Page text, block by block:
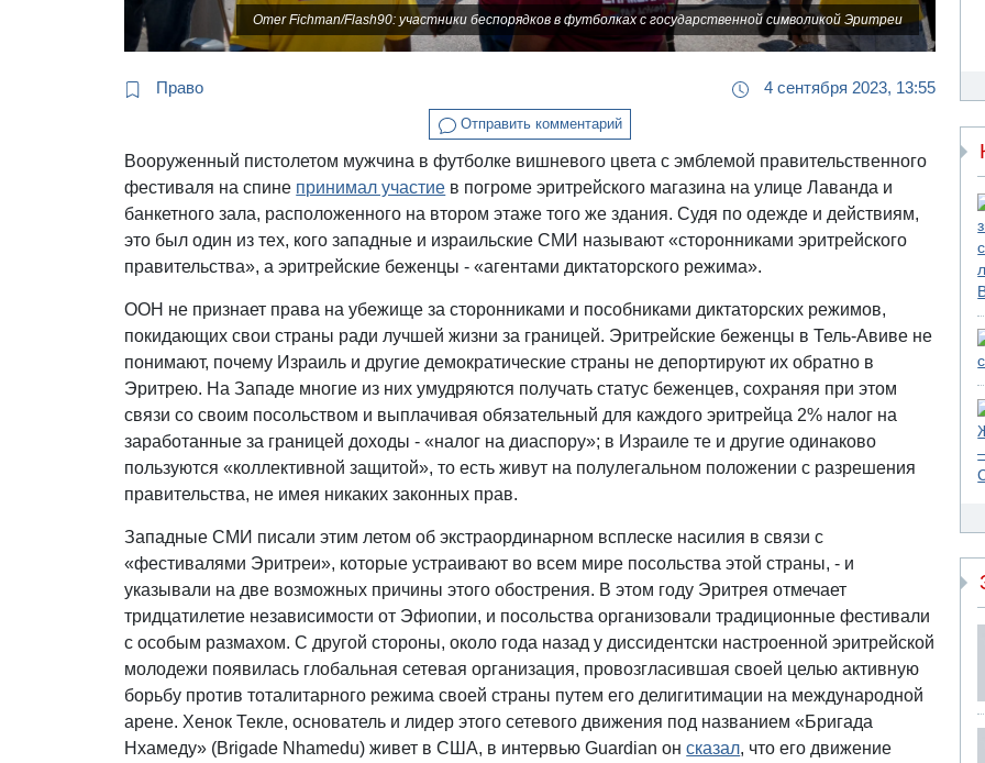
Omer Fichman/Flash90: участники беспорядков в футболках с государственной символикой Эритреи
Право 4 сентября 2023, 13:55
Отправить комментарий
Вооруженный пистолетом мужчина в футболке вишневого цвета с эмблемой правительственного
фестиваля на спине принимал участие в погроме эритрейского магазина на улице Лаванда и
банкетного зала, расположенного на втором этаже того же здания. Судя по одежде и действиям,
это был один из тех, кого западные и израильские СМИ называют «сторонниками эритрейского
правительства», а эритрейские беженцы - «агентами диктаторского режима».
ООН не признает права на убежище за сторонниками и пособниками диктаторских режимов,
покидающих свои страны ради лучшей жизни за границей. Эритрейские беженцы в Тель-Авиве не
понимают, почему Израиль и другие демократические страны не депортируют их обратно в
Эритрею. На Западе многие из них умудряются получать статус беженцев, сохраняя при этом
связи со своим посольством и выплачивая обязательный для каждого эритрейца 2% налог на
заработанные за границей доходы - «налог на диаспору»; в Израиле те и другие одинаково
пользуются «коллективной защитой», то есть живут на полулегальном положении с разрешения
правительства, не имея никаких законных прав.
Западные СМИ писали этим летом об экстраординарном всплеске насилия в связи с
«фестивалями Эритреи», которые устраивают во всем мире посольства этой страны, - и
указывали на две возможных причины этого обострения. В этом году Эритрея отмечает
тридцатилетие независимости от Эфиопии, и посольства организовали традиционные фестивали
с особым размахом. С другой стороны, около года назад у диссидентски настроенной эритрейской
молодежи появилась глобальная сетевая организация, провозгласившая своей целью активную
борьбу против тоталитарного режима своей страны путем его делигитимации на международной
арене. Хенок Текле, основатель и лидер этого сетевого движения под названием «Бригада
Нхамеду» (Brigade Nhamedu) живет в США, в интервью Guardian онсказал, что его движение